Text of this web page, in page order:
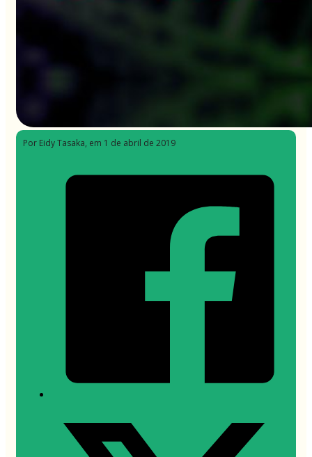
Por Eidy Tasaka, em 1 de abril de 2019